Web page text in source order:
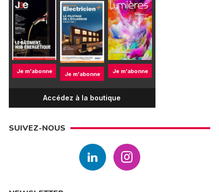
Je m'abonne Je m'abonne Je m'abonne
Accédez à la boutique
SUIVEZ-NOUS